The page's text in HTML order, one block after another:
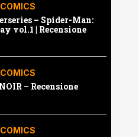
– Spider-Man:
vol.1 | Recensione
– Recensione